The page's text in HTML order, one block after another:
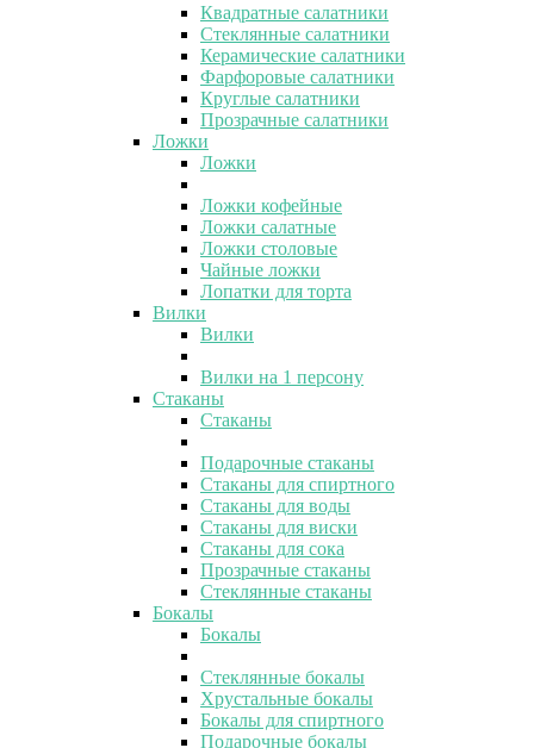
Квадратные салатники
Стеклянные салатники
Керамические салатники
Фарфоровые салатники
Круглые салатники
Прозрачные салатники
Ложки
Ложки
Ложки кофейные
Ложки салатные
Ложки столовые
Чайные ложки
Лопатки для торта
Вилки
Вилки
Вилки на 1 персону
Стаканы
Стаканы
Подарочные стаканы
Стаканы для спиртного
Стаканы для воды
Стаканы для виски
Стаканы для сока
Прозрачные стаканы
Стеклянные стаканы
Бокалы
Бокалы
Стеклянные бокалы
Хрустальные бокалы
Бокалы для спиртного
Подарочные бокалы